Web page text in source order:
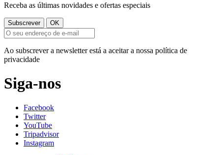
Receba as últimas novidades e ofertas especiais
Ao subscrever a newsletter está a aceitar a nossa política de
privacidade
Siga-nos
Facebook
Twitter
YouTube
Tripadvisor
Instagram